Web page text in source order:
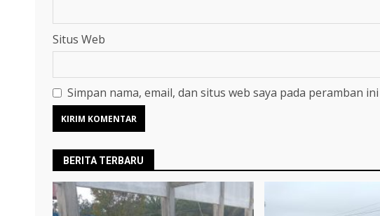
Situs Web
Simpan nama, email, dan situs web saya pada peramban
BERITA TERBARU